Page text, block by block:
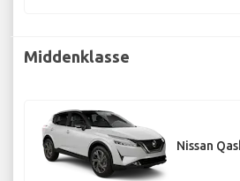
Middenklasse
Nissan